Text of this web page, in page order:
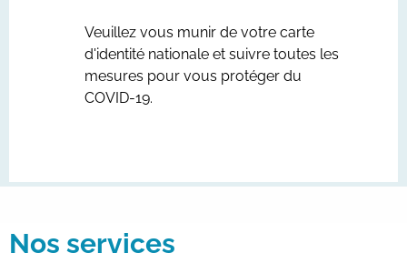
Veuillez vous munir de votre carte
d'identité nationale et suivre toutes les
mesures pour vous protéger du
COVID-19.
Nos services